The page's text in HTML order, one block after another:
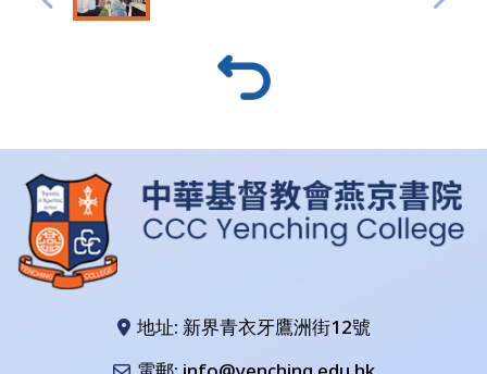
地址: 新界青衣牙鷹洲街12號